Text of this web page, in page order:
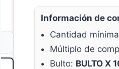
Información de
Cantidad
Múltiplo de
Bulto: BULTO X